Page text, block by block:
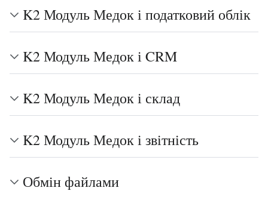
K2 Модуль Медок і податковий облік
K2 Модуль Медок і CRM
K2 Модуль Медок і склад
K2 Модуль Медок і звітність
Обмін файлами